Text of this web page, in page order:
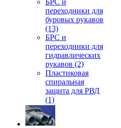
БРС и
переходники для
буровых рукавов
(13)
БРС и
переходники для
гидравлических
рукавов (2)
Пластиковая
спиральная
защита для РВД
(1)